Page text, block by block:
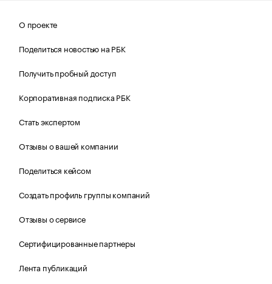
О проекте
Поделиться новостью на РБК
Получить пробный доступ
Корпоративная подписка РБК
Стать экспертом
Отзывы о вашей компании
Поделиться кейсом
Создать профиль группы компаний
Отзывы о сервисе
Сертифицированные партнеры
Лента публикаций